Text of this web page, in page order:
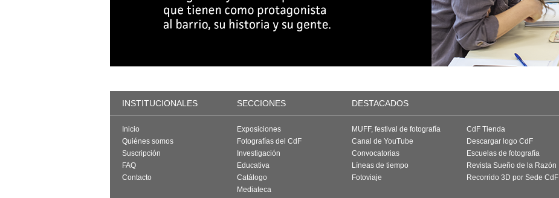
INSTITUCIONALES SECCIONES DESTACADOS
Inicio
Quiénes somos
Suscripción
FAQ
Contacto
Exposiciones
Fotografías del CdF
Investigación
Educativa
Catálogo
Mediateca
MUFF, festival de fotografía
Canal de YouTube
Convocatorias
Líneas de tiempo
Fotoviaje
CdF Tienda
Descargar logo CdF
Escuelas de fotografía
Revista Sueño de la Razón
Recorrido 3D por Sede CdF